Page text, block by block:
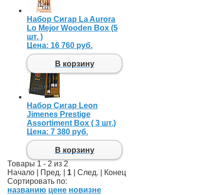
Набор Сигар La Aurora
Lo Mejor Wooden Box (5
шт. )
Цена: 16 760 руб.
В корзину
Набор Сигар Leon
Jimenes Prestige
Assortiment Box ( 3 шт.)
Цена: 7 380 руб.
В корзину
Товары 1 - 2 из 2
Начало | Пред. | 1 | След. | Конец
Сортировать по:
названию цене новизне